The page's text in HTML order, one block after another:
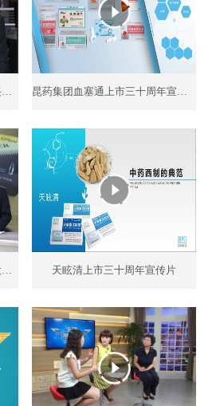
弘扬中医药文化 促进中医药振兴发展 昆药集团血塞通上市三十周年宣传片
发展云药产业 扛起产业化发展大旗 昆明续写“青蒿素传奇” 天眩清上市三十周年宣传片